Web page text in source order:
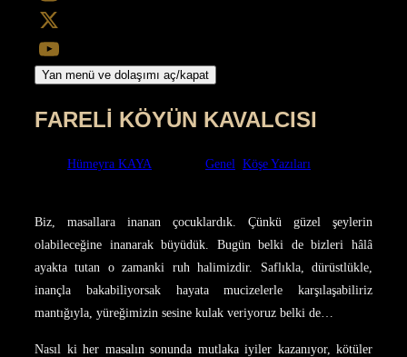
Instagram
X
YouTube
Yan menü ve dolaşımı aç/kapat
FARELİ KÖYÜN KAVALCISI
Hümeyra KAYA Genel Köşe Yazıları
Biz, masallara inanan çocuklardık. Çünkü güzel şeylerin
olabileceğine inanarak büyüdük. Bugün belki de bizleri hâlâ
ayakta tutan o zamanki ruh halimizdir. Saflıkla, dürüstlükle,
inançla bakabiliyorsak hayata mucizelerle karşılaşabiliriz
mantığıyla, yüreğimizin sesine kulak veriyoruz belki de…
Nasıl ki her masalın sonunda mutlaka iyiler kazanıyor, kötüler